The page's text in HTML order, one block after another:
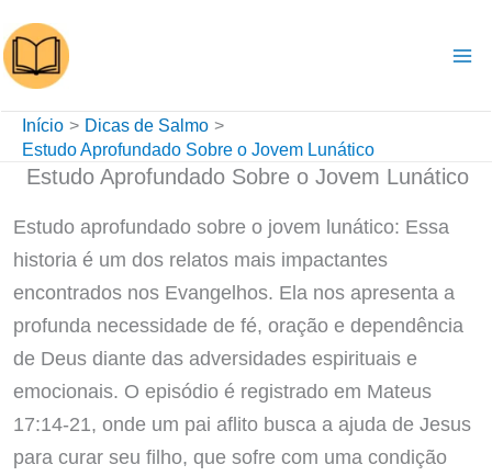
para
o
conteúdo
Início
Dicas de Salmo
Estudo Aprofundado Sobre o Jovem Lunático
Estudo Aprofundado Sobre o Jovem Lunático
Estudo aprofundado sobre o jovem lunático: Essa
historia é um dos relatos mais impactantes
encontrados nos Evangelhos. Ela nos apresenta a
profunda necessidade de fé, oração e dependência
de Deus diante das adversidades espirituais e
emocionais. O episódio é registrado em Mateus
17:14-21, onde um pai aflito busca a ajuda de Jesus
para curar seu filho, que sofre com uma condição